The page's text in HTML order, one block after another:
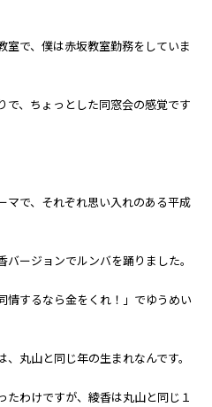
室で、僕は赤坂教室勤務をしていま
で、ちょっとした同窓会の感覚です
マで、それぞれ思い入れのある平成
ージョンでルンバを踊りました。
情するなら金をくれ！」でゆうめい
丸山と同じ年の生まれなんです。
たわけですが、綾香は丸山と同じ１